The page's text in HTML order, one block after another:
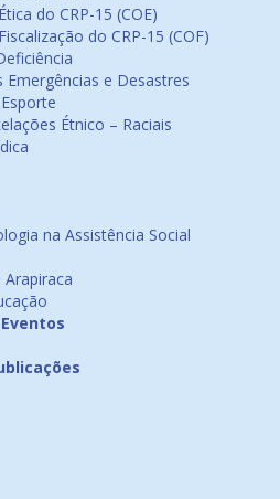
do CRP-15 (COE)
do CRP-15 (COF)
e Desastres
Étnico – Raciais
na Assistência Social
Eventos